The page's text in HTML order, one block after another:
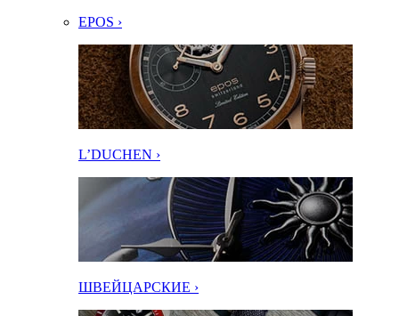
EPOS ›
L’DUCHEN ›
ШВЕЙЦАРСКИЕ ›